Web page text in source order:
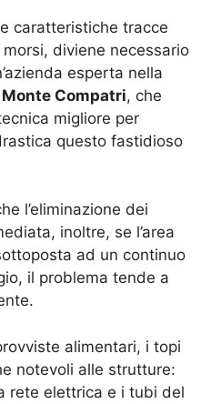
caratteristiche tracce
diviene necessario
esperta nella
Compatri, che
migliore per
questo fastidioso
l’eliminazione dei
inoltre, se l’area
ad un continuo
il problema tende a
alimentari, i topi
notevoli alle strutture:
rete elettrica e i tubi del